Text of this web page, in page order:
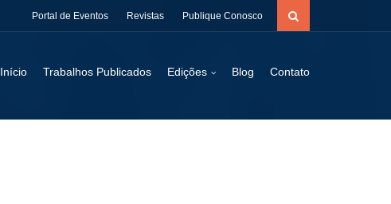
Portal de Eventos Revistas Publique Conosco
Início Trabalhos Publicados Edições Blog Contato